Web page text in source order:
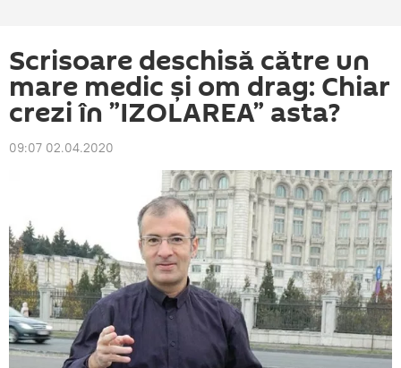
Scrisoare deschisă către un
mare medic și om drag: Chiar
crezi în ”IZOLAREA” asta?
09:07 02.04.2020